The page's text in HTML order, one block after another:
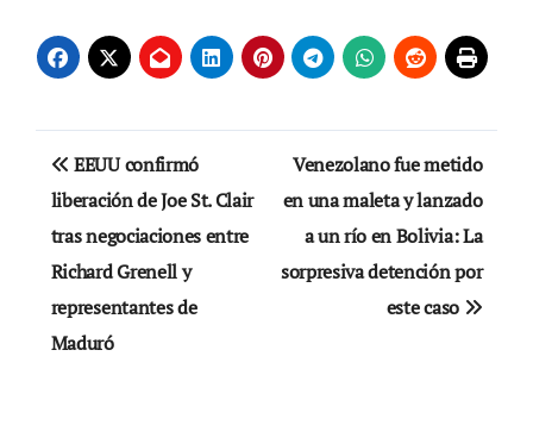
Navegación
de
entradas
EEUU confirmó
liberación de Joe St. Clair
tras negociaciones entre
Richard Grenell y
representantes de
Maduró
Venezolano fue metido
en una maleta y lanzado
a un río en Bolivia: La
sorpresiva detención por
este caso